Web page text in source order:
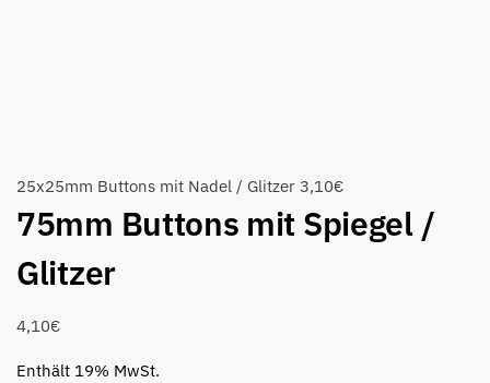
25x25mm Buttons mit Nadel / Glitzer 3,10€
75mm Buttons mit Spiegel /
Glitzer
4,10€
Enthält 19% MwSt.